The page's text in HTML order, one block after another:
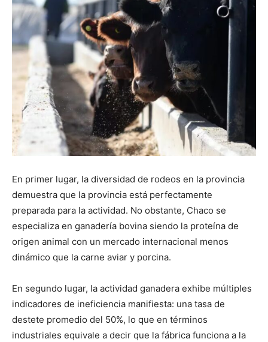
En primer lugar, la diversidad de rodeos en la provincia
demuestra que la provincia está perfectamente
preparada para la actividad. No obstante, Chaco se
especializa en ganadería bovina siendo la proteína de
origen animal con un mercado internacional menos
dinámico que la carne aviar y porcina.
En segundo lugar, la actividad ganadera exhibe múltiples
indicadores de ineficiencia manifiesta: una tasa de
destete promedio del 50%, lo que en términos
industriales equivale a decir que la fábrica funciona a la